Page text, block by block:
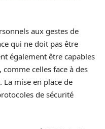
aux gestes de
qui ne doit pas être
également être capables
comme celles face à des
La mise en place de
de sécurité